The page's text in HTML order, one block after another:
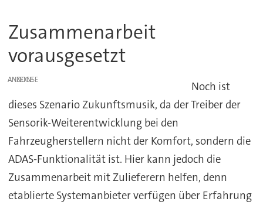
Zusammenarbeit
vorausgesetzt
ANZEIGE
Noch ist
dieses Szenario Zukunftsmusik, da der Treiber der
Sensorik-Weiterentwicklung bei den
Fahrzeugherstellern nicht der Komfort, sondern die
ADAS-Funktionalität ist. Hier kann jedoch die
Zusammenarbeit mit Zulieferern helfen, denn
etablierte Systemanbieter verfügen über Erfahrung